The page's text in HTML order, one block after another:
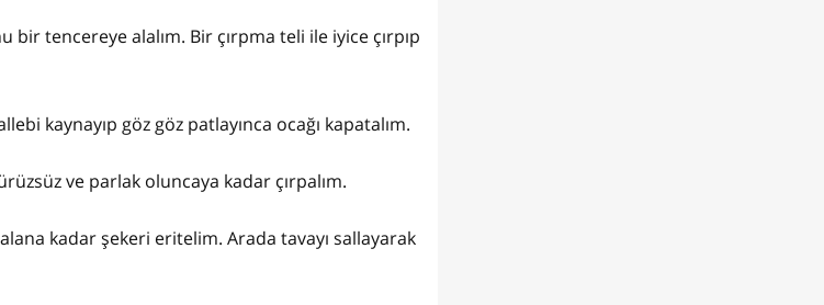
tencereye alalım. Bir çırpma teli ile iyice çırpıp
kaynayıp göz göz patlayınca ocağı kapatalım.
ve parlak oluncaya kadar çırpalım.
kadar şekeri eritelim. Arada tavayı sallayarak